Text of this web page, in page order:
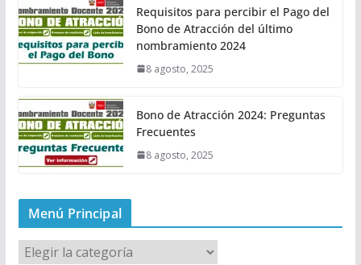
Requisitos para percibir el Pago del
Bono de Atracción del último
nombramiento 2024
8 agosto, 2025
Bono de Atracción 2024: Preguntas
Frecuentes
8 agosto, 2025
Menú Principal
M